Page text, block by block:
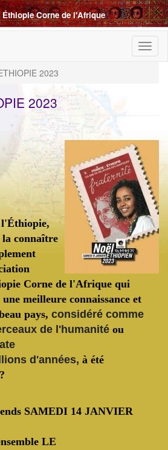
Corne de l'Afrique
2023
2023
ImageenAvant
l'Éthiopie,
la connaître
Corne de l'Afrique qui
meilleure connaissance et
pays, considéré comme
de l'humanité ou
d'années, à été
SAMEDI 14 JANVIER
LE